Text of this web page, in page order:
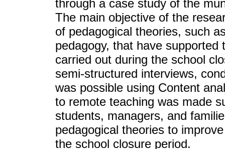
through a case study of the
The main objective of the
of pedagogical theories, such
pedagogy, that have
carried out during the school
semi-structured interviews,
was possible using Content
to remote teaching was made
students, managers, and
pedagogical theories to
the school closure period.